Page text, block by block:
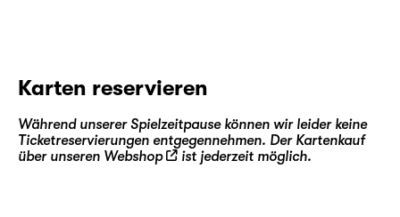
Karten reservieren
Während unserer Spielzeitpause können wir leider keine
Ticketreservierungen entgegennehmen. Der Kartenkauf
über unseren Webshop ist jederzeit möglich.